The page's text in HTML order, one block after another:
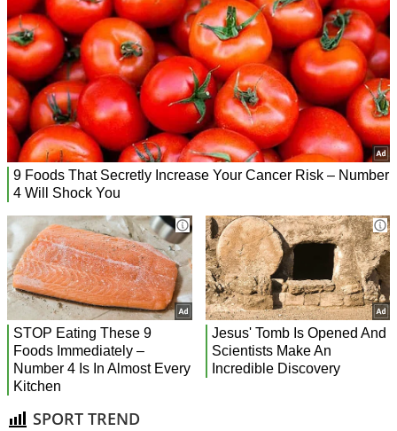
SPORT TREND